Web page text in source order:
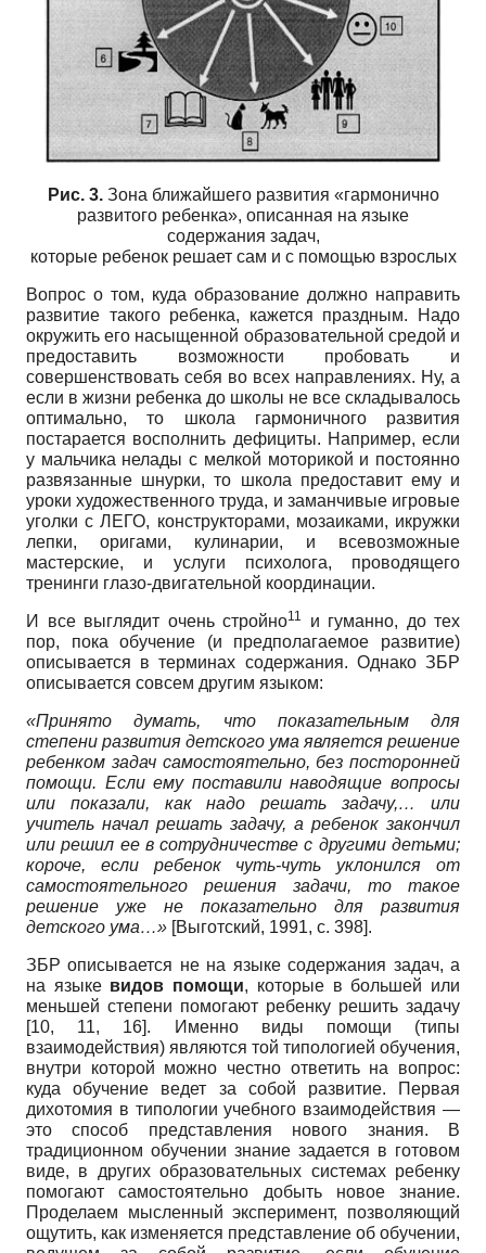
Рис. 3.Зона ближайшего развития «гармонично
развитого ребенка», описанная на языке
содержания задач,
которые ребенок решает сам и с помощью взрослых
Вопрос о том, куда образование должно направить
развитие такого ребенка, кажется праздным. Надо
окружить его насыщенной образовательной средой и
предоставить возможности пробовать и
совершенствовать себя во всех направлениях. Ну, а
если в жизни ребенка до школы не все складывалось
оптимально, то школа гармоничного развития
постарается восполнить дефициты. Например, если
у мальчика нелады с мелкой моторикой и постоянно
развязанные шнурки, то школа предоставит ему и
уроки художественного труда, и заманчивые игровые
уголки с ЛЕГО, конструкторами, мозаиками, икружки
лепки, оригами, кулинарии, и всевозможные
мастерские, и услуги психолога, проводящего
тренинги глазо-двигательной координации.
И все выглядит очень стройно11
и гуманно, до тех
пор, пока обучение (и предполагаемое развитие)
описывается в терминах содержания. Однако ЗБР
описывается совсем другим языком:
«Принято думать, что показательным для
степени развития детского ума является решение
ребенком задач самостоятельно, без посторонней
помощи. Если ему поставили наводящие вопросы
или показали, как надо решать задачу,… или
учитель начал решать задачу, а ребенок закончил
или решил ее в сотрудничестве с другими детьми;
короче, если ребенок чуть-чуть уклонился от
самостоятельного решения задачи, то такое
решение уже не показательно для развития
детского ума…» [Выготский, 1991, с. 398].
ЗБР описывается не на языке содержания задач, а
на языке видов помощи, которые в большей или
меньшей степени помогают ребенку решить задачу
[10, 11, 16]. Именно виды помощи (типы
взаимодействия) являются той типологией обучения,
внутри которой можно честно ответить на вопрос:
куда обучение ведет за собой развитие. Первая
дихотомия в типологии учебного взаимодействия —
это способ представления нового знания. В
традиционном обучении знание задается в готовом
виде, в других образовательных системах ребенку
помогают самостоятельно добыть новое знание.
Проделаем мысленный эксперимент, позволяющий
ощутить, как изменяется представление об обучении,